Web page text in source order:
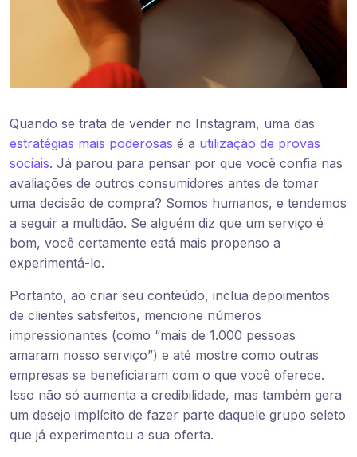
Quando se trata de vender no Instagram, uma das
estratégias mais poderosas é a utilização de provas
sociais. Já parou para pensar por que você confia nas
avaliações de outros consumidores antes de tomar
uma decisão de compra? Somos humanos, e tendemos
a seguir a multidão. Se alguém diz que um serviço é
bom, você certamente está mais propenso a
experimentá-lo.
Portanto, ao criar seu conteúdo, inclua depoimentos
de clientes satisfeitos, mencione números
impressionantes (como “mais de 1.000 pessoas
amaram nosso serviço”) e até mostre como outras
empresas se beneficiaram com o que você oferece.
Isso não só aumenta a credibilidade, mas também gera
um desejo implícito de fazer parte daquele grupo seleto
que já experimentou a sua oferta.